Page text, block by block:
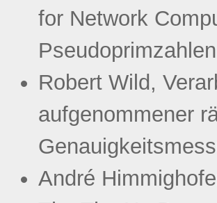
for Network
Pseudoprimzahlen
Robert Wild,
aufgenommener
André